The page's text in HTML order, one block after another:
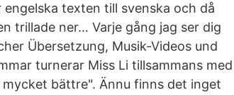
texten till svenska och då
trillade ner… Varje gång jag ser dig
Übersetzung, Musik-Videos und
turnerar Miss Li tillsammans med
bättre". Ännu finns det inget